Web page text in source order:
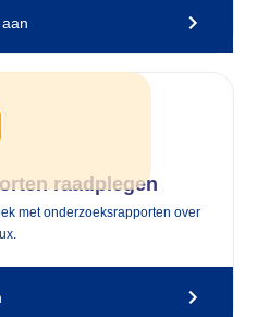
raadplegen
met onderzoeksrapporten over